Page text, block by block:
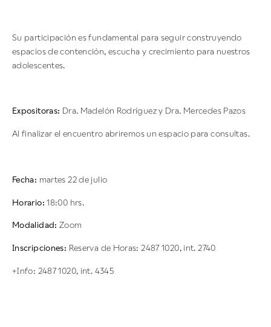
Su participación es fundamental para seguir construyendo
espacios de contención, escucha y crecimiento para nuestros
adolescentes.
Expositoras: Dra. Madelón Rodríguez y Dra. Mercedes Pazos
Al finalizar el encuentro abriremos un espacio para consultas.
Fecha: martes 22 de julio
Horario: 18:00 hrs.
Modalidad:Zoom
Inscripciones: Reserva de Horas: 2487 1020, int. 2740
+Info: 2487 1020, int. 4345